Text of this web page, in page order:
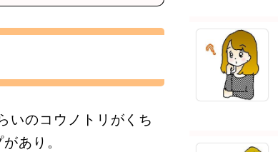
いのコウノトリがくち
あり。